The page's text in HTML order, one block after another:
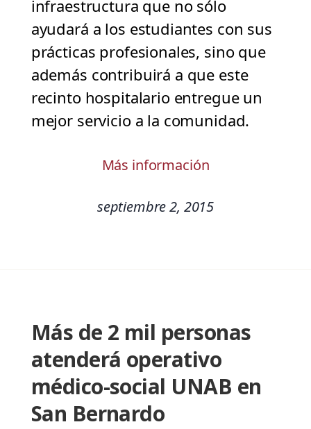
infraestructura que no sólo
ayudará a los estudiantes con sus
prácticas profesionales, sino que
además contribuirá a que este
recinto hospitalario entregue un
mejor servicio a la comunidad.
Más información
septiembre 2, 2015
Más de 2 mil personas
atenderá operativo
médico-social UNAB en
San Bernardo